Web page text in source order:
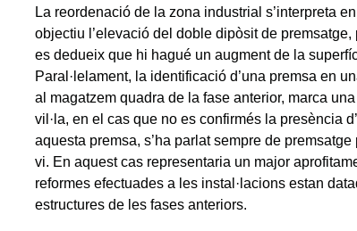
La reordenació de la zona industrial s’interpreta
objectiu l’elevació del doble dipòsit de
es dedueix que hi hagué un augment de la
Paral·lelament, la identificació d’una premsa en
al magatzem quadra de la fase anterior, marca
vil·la, en el cas que no es confirmés la presència
aquesta premsa, s’ha parlat sempre de
vi. En aquest cas representaria un major
reformes efectuades a les instal·lacions estan
estructures de les fases anteriors.